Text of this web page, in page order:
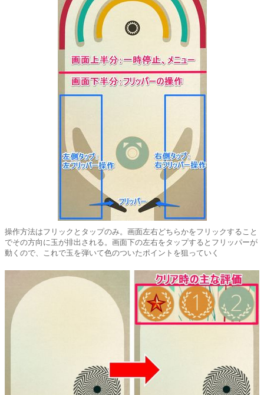
操作方法はフリックとタップのみ。画面左右どちらかをフリックすること
でその方向に玉が排出される。画面下の左右をタップするとフリッパーが
動くので、これで玉を弾いて色のついたポイントを狙っていく